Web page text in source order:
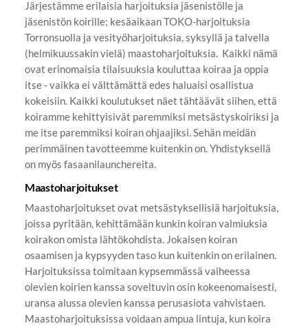
Järjestämme erilaisia harjoituksia jäsenistölle ja
jäsenistön koirille; kesäaikaan TOKO-harjoituksia
Torronsuolla ja vesityöharjoituksia, syksyllä ja talvella
(helmikuussakin vielä) maastoharjoituksia. Kaikki nämä
ovat erinomaisia tilaisuuksia kouluttaa koiraa ja oppia
itse - vaikka ei välttämättä edes haluaisi osallistua
kokeisiin. Kaikki koulutukset näet tähtäävät siihen, että
koiramme kehittyisivät paremmiksi metsästyskoiriksi ja
me itse paremmiksi koiran ohjaajiksi. Sehän meidän
perimmäinen tavotteemme kuitenkin on. Yhdistyksellä
on myös fasaanilaunchereita.
Maastoharjoitukset
Maastoharjoitukset ovat metsästyksellisiä harjoituksia,
joissa pyritään, kehittämään kunkin koiran valmiuksia
koirakon omista lähtökohdista. Jokaisen koiran
osaamisen ja kypsyyden taso kun kuitenkin on erilainen.
Harjoituksissa toimitaan kypsemmässä vaiheessa
olevien koirien kanssa soveltuvin osin kokeenomaisesti,
uransa alussa olevien kanssa perusasiota vahvistaen.
Maastoharjoituksissa voidaan ampua lintuja, kun koira